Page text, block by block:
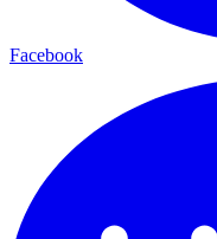
Facebook